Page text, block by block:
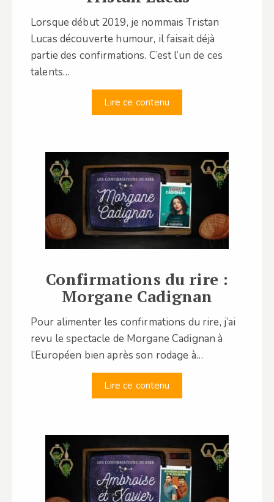
Lorsque début 2019, je nommais Tristan
Lucas découverte humour, il faisait déjà
partie des confirmations. C’est l’un de ces
talents…
Lire ce contenu
Confirmations du rire :
Morgane Cadignan
Pour alimenter les confirmations du rire, j’ai
revu le spectacle de Morgane Cadignan à
l’Européen bien après son rodage à…
Lire ce contenu